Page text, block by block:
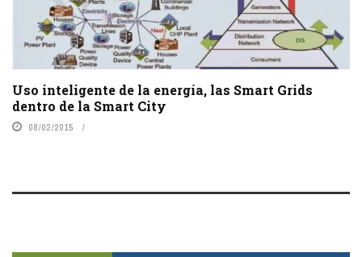
Uso inteligente de la energía, las Smart Grids
dentro de la Smart City
08/02/2015